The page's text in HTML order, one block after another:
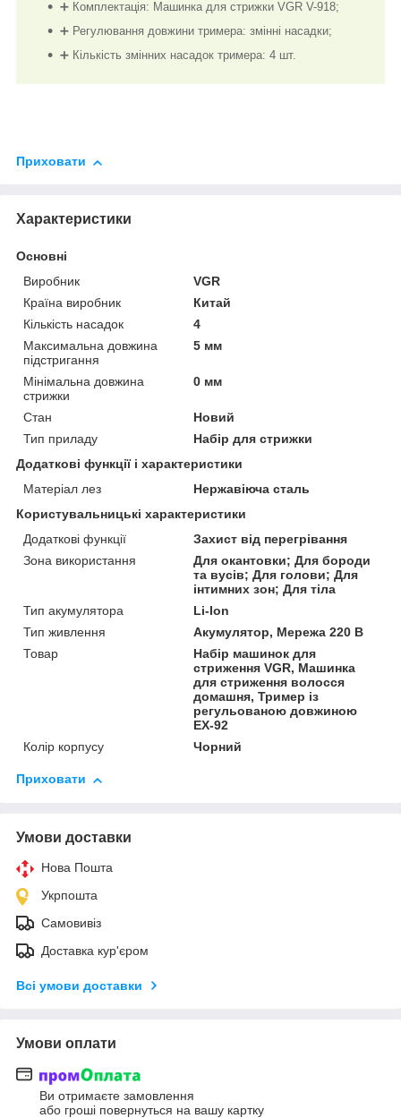
➕ Комплектація: Машинка для стрижки VGR V-918;
➕ Регулювання довжини тримера: змінні насадки;
➕ Кількість змінних насадок тримера: 4 шт.
Приховати
Характеристики
Основні
Виробник
VGR
Країна виробник
Китай
Кількість насадок
4
Максимальна довжина
підстригання
5 мм
Мінімальна довжина
стрижки
0 мм
Стан
Новий
Тип приладу
Набір для стрижки
Додаткові функції і характеристики
Матеріал лез
Нержавіюча сталь
Користувальницькі характеристики
Додаткові функції
Захист від перегрівання
Зона використання
Для окантовки; Для бороди
та вусів; Для голови; Для
інтимних зон; Для тіла
Тип акумулятора
Li-Ion
Тип живлення
Акумулятор, Мережа 220 В
Товар
Набір машинок для
стриження VGR, Машинка
для стриження волосся
домашня, Тример із
регульованою довжиною
EX-92
Колір корпусу
Чорний
Приховати
Умови доставки
Нова Пошта
Укрпошта
Самовивіз
Доставка кур'єром
Всі умови доставки
Умови оплати
Ви отримаєте замовлення
або гроші повернуться на вашу картку